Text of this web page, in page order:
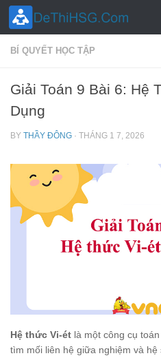
Skip to content
BÍ QUYẾT HỌC TẬP
Giải Toán 9 Bài 6: Hệ
Dụng
BY THẦY ĐÔNG · THÁNG 1 7, 2026
Hệ thức Vi-ét là một công cụ
tìm mối liên hệ giữa nghiệm và